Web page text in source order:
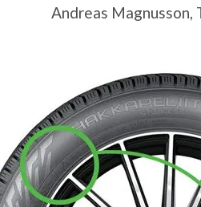
Andreas Magnusson,